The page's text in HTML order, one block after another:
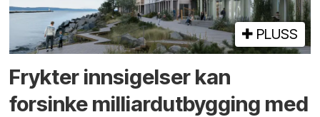
PLUSS
Frykter innsigelser kan
forsinke milliard­utbygging med